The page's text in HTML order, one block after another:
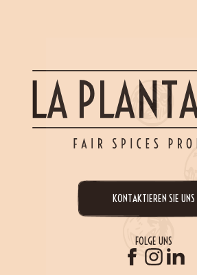
KONTAKTIEREN SIE UNS
FOLGE UNS